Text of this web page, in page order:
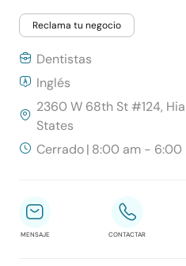
Reclama tu negocio
Dentistas
Inglés
2360 W 68th St #124,
States
Cerrado| 8:00 am - 6:00
MENSAJE CONTACTAR